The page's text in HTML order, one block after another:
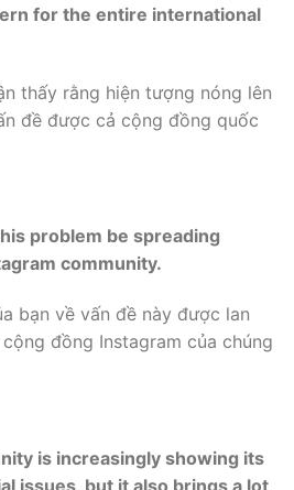
for the entire international
thấy rằng hiện tượng nóng lên
đề được cả cộng đồng quốc
problem be spreading
community.
bạn về vấn đề này được lan
đồng Instagram của chúng
is increasingly showing its
issues, but it also brings a lot